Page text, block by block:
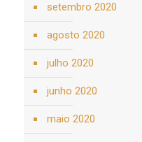
setembro 2020
agosto 2020
julho 2020
junho 2020
maio 2020